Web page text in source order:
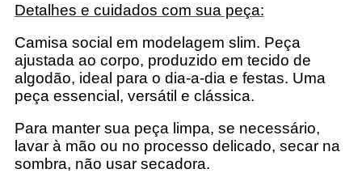
Detalhes e cuidados com sua peça:
Camisa social em modelagem slim. Peça
ajustada ao corpo, produzido em tecido de
algodão, ideal para o dia-a-dia e festas. Uma
peça essencial, versátil e clássica.
Para manter sua peça limpa, se necessário,
lavar à mão ou no processo delicado, secar na
sombra, não usar secadora.